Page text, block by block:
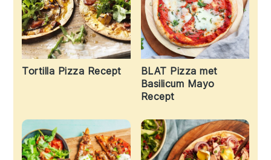
Tortilla Pizza Recept
BLAT Pizza met
Basilicum Mayo
Recept